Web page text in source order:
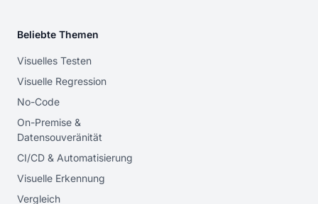
Beliebte Themen
Visuelles Testen
Visuelle Regression
No-Code
On-Premise &
Datensouveränität
CI/CD & Automatisierung
Visuelle Erkennung
Vergleich